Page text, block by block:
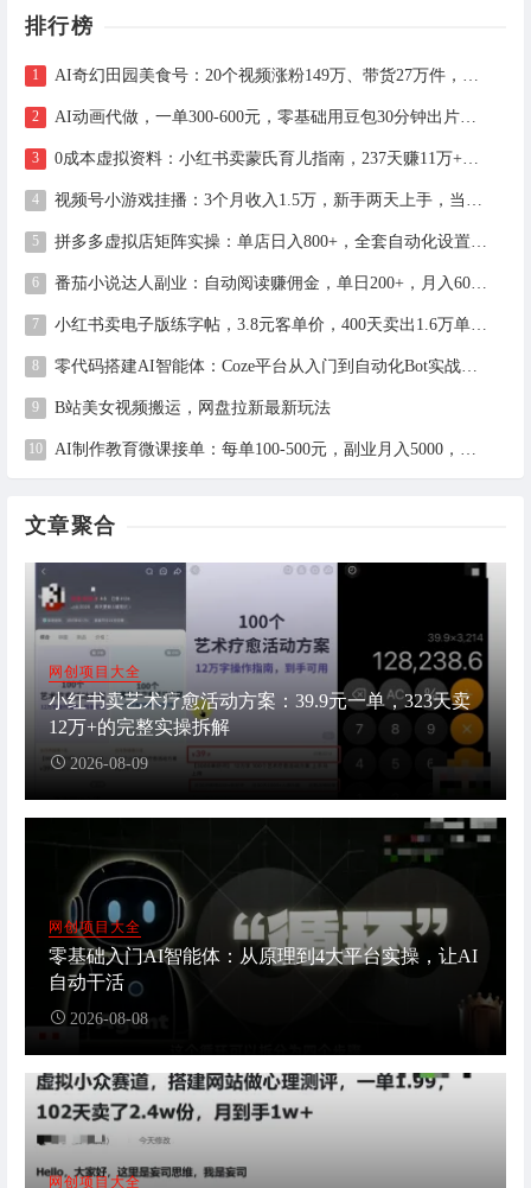
排行榜
B站美女视频搬运，网盘拉新最新玩法
文章聚合
网创项目大全
小红书卖艺术疗愈活动方案：39.9元一单，323天卖
12万+的完整实操拆解
2026-08-09
网创项目大全
零基础入门AI智能体：从原理到4大平台实操，让AI
自动干活
2026-08-08
网创项目大全